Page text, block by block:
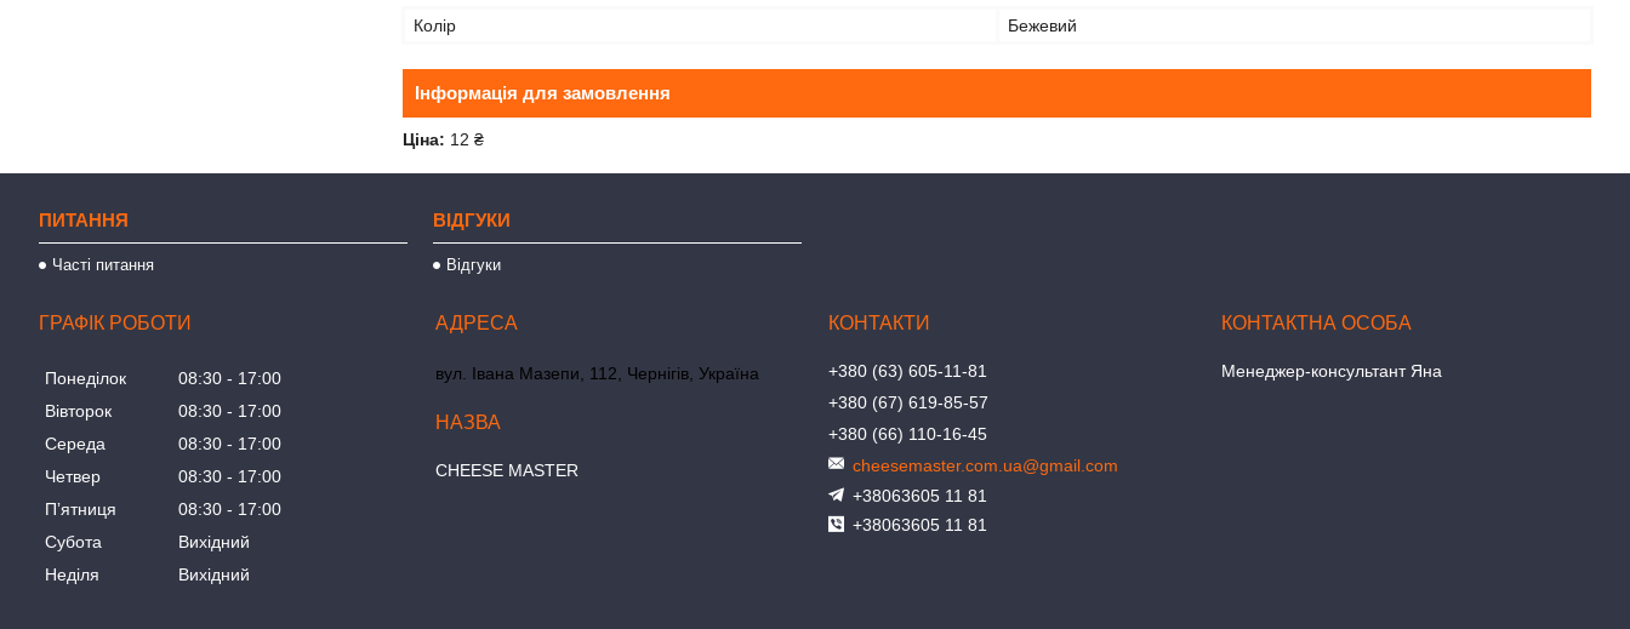
Колір Бежевий
Інформація для замовлення
Ціна: 12 ₴
ПИТАННЯ
Часті питання
ВІДГУКИ
Відгуки
ГРАФІК РОБОТИ
Понеділок 08:30
17:00
Вівторок
08:30
17:00
Середа
08:30
17:00
Четвер
08:30
17:00
Пʼятниця
08:30
17:00
Субота
Вихідний
Неділя
Вихідний
вул. Івана Мазепи, 112, Чернігів, Україна
СHEESE MASTER
+380 (63) 605-11-81
+380 (67) 619-85-57
+380 (66) 110-16-45
cheesemaster.com.ua@gmail.com
+38063605 11 81
+38063605 11 81
Менеджер-консультант Яна